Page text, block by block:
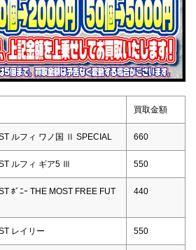
買取金額
ルフィ ワノ国 Ⅱ SPECIAL 660
ルフィ ギア5 Ⅲ 550
ﾎﾞﾆｰ THE MOST FREE FUT
440
レイリー 550